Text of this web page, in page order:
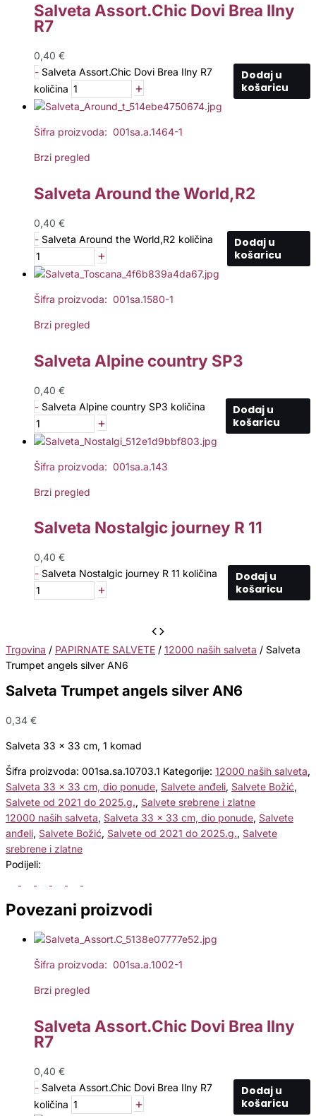
Salveta Assort.Chic Dovi Brea Ilny
R7
0,40 €
- Salveta Assort.Chic Dovi Brea Ilny R7
količina
+
Dodaj u
košaricu
Šifra proizvoda: 001sa.a.1464-1
Brzi pregled
Salveta Around the World,R2
0,40 €
- Salveta Around the World,R2 količina
+
Dodaj u
košaricu
Šifra proizvoda: 001sa.1580-1
Brzi pregled
Salveta Alpine country SP3
0,40 €
- Salveta Alpine country SP3 količina
+
Dodaj u
košaricu
Šifra proizvoda: 001sa.a.143
Brzi pregled
Salveta Nostalgic journey R 11
0,40 €
- Salveta Nostalgic journey R 11 količina
+
Dodaj u
košaricu
Trgovina / PAPIRNATE SALVETE / 12000 naših salveta / Salveta
Trumpet angels silver AN6
Salveta Trumpet angels silver AN6
0,34 €
Salveta 33 x 33 cm, 1 komad
Šifra proizvoda: 001sa.sa.10703.1 Kategorije: 12000 naših salveta,
Salveta 33 x 33 cm, dio ponude, Salvete anđeli, Salvete Božić,
Salvete od 2021 do 2025.g., Salvete srebrene i zlatne
12000 naših salveta, Salveta 33 x 33 cm, dio ponude, Salvete
anđeli, Salvete Božić, Salvete od 2021 do 2025.g., Salvete
srebrene i zlatne
Podijeli:
Povezani proizvodi
Šifra proizvoda: 001sa.a.1002-1
Brzi pregled
Salveta Assort.Chic Dovi Brea Ilny
R7
0,40 €
- Salveta Assort.Chic Dovi Brea Ilny R7
količina
+
Dodaj u
košaricu